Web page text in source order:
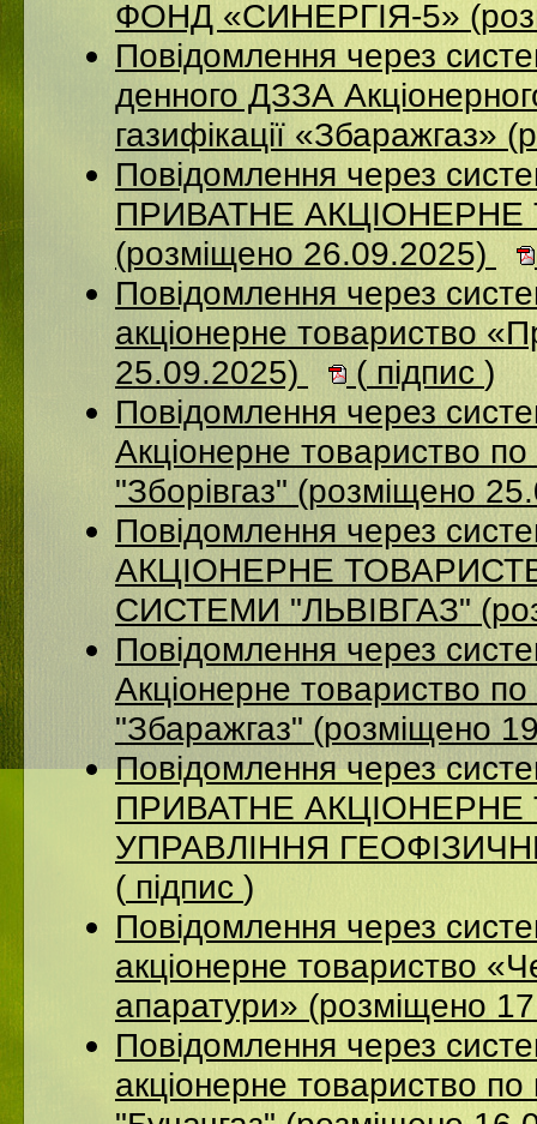
ФОНД «СИНЕРГІЯ-5»
Повідомлення через
денного ДЗЗА
газифікації
Повідомлення через
ПРИВАТНЕ
(розміщено 26.09.2025)
Повідомлення через
акціонерне товариство
25.09.2025)
( підпис )
Повідомлення через
Акціонерне товариство по
"Зборівгаз" (розміщено
Повідомлення через
АКЦІОНЕРНЕ
СИСТЕМИ "ЛЬВІВГАЗ"
Повідомлення через
Акцiонерне товариство по
"Збаражгаз" (розміщено
Повідомлення через
ПРИВАТНЕ
УПРАВЛІННЯ
( підпис )
Повідомлення через
акціонерне товариство
апаратури» (розміщено
Повідомлення через
акціонерне товариство по